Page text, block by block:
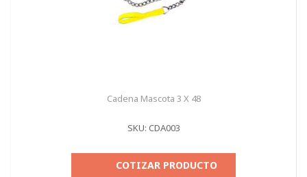
Cadena Mascota 3 X 48
SKU: CDA003
COTIZAR PRODUCTO